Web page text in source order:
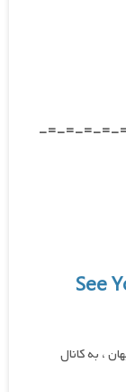
-=-=-=-=-
، به کانال